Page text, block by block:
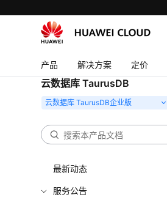
产品 解决方案 定价
云数据库 TaurusDB
最新动态
服务公告